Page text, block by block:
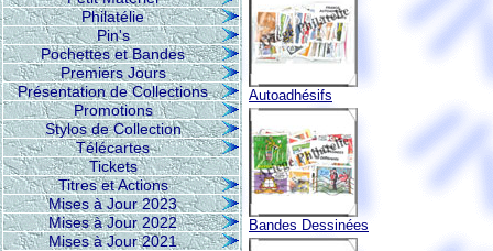
Philatélie
Pin's
Pochettes et Bandes
Premiers Jours
Présentation de Collections
Promotions
Stylos de Collection
Télécartes
Tickets
Titres et Actions
Mises à Jour 2023
Mises à Jour 2022
Mises à Jour 2021
Autoadhésifs
Bandes Dessinées